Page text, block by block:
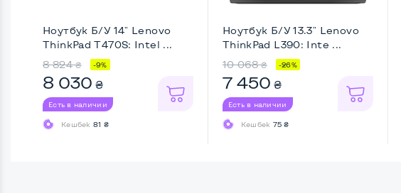
Ноутбук Б/У 14" Lenovo
ThinkPad T470S: Intel ...
8 824 ₴ -9%
8 030 ₴
Есть в наличии
Кешбек 81 ₴
Ноутбук Б/У 13.3" Lenovo
ThinkPad L390: Inte ...
10 068 ₴ -26%
7 450 ₴
Есть в наличии
Кешбек 75 ₴